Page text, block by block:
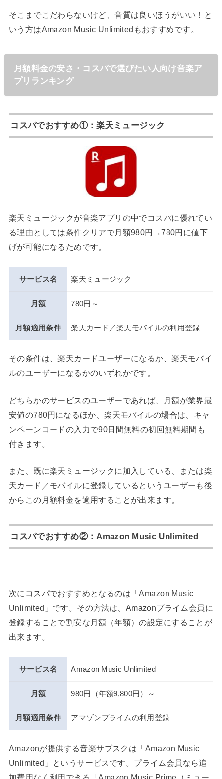
そこまでこだわらないけど、音質は良いほうがいい！と
いう方はAmazon Music Unlimitedもおすすめです。
月額料金の安さ・コスパで選びたい人向け音楽ア
プリランキング
コスパでおすすめ①：楽天ミュージック
楽天ミュージックが音楽アプリの中でコスパに優れてい
る理由としては条件クリアで月額980円→780円に値下
げが可能になるためです。
サービス名 楽天ミュージック
月額 780円～
月額適用条件 楽天カード／楽天モバイルの利用登録
その条件は、楽天カードユーザーになるか、楽天モバイ
ルのユーザーになるかのいずれかです。
どちらかのサービスのユーザーであれば、月額が業界最
安値の780円になるほか、楽天モバイルの場合は、キャ
ンペーンコードの入力で90日間無料の初回無料期間も
付きます。
また、既に楽天ミュージックに加入している、または楽
天カード／モバイルに登録しているというユーザーも後
からこの月額料金を適用することが出来ます。
コスパでおすすめ②：Amazon Music Unlimited
次にコスパでおすすめとなるのは「Amazon Music
Unlimited」です。その方法は、Amazonプライム会員に
登録することで割安な月額（年額）の設定にすることが
出来ます。
サービス名 Amazon Music Unlimited
月額 980円（年額9,800円）～
月額適用条件 アマゾンプライムの利用登録
Amazonが提供する音楽サブスクは「Amazon Music
Unlimited」というサービスです。プライム会員なら追
加費用なく利用できる「Amazon Music Prime（ミュー